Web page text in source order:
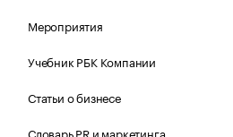
Мероприятия
Учебник РБК Компании
Статьи о бизнесе
Словарь PR и маркетинга